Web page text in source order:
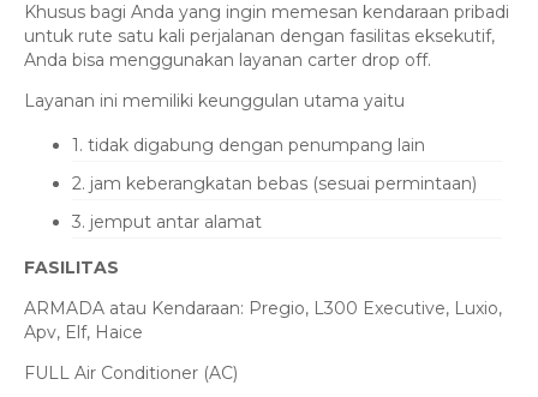
Khusus bagi Anda yang ingin memesan kendaraan pribadi
untuk rute satu kali perjalanan dengan fasilitas eksekutif,
Anda bisa menggunakan layanan carter drop off.
Layanan ini memiliki keunggulan utama yaitu
1. tidak digabung dengan penumpang lain
2. jam keberangkatan bebas (sesuai permintaan)
3. jemput antar alamat
FASILITAS
ARMADA atau Kendaraan: Pregio, L300 Executive, Luxio,
Apv, Elf, Haice
FULL Air Conditioner (AC)